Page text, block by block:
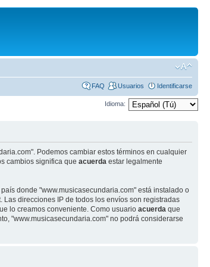
FAQ Usuarios Identificarse
Idioma:
Podemos cambiar estos términos en cualquier
cambios significa que acuerda estar legalmente
donde "www.musicasecundaria.com" está instalado o
direcciones IP de todos los envíos son registradas
lo creamos conveniente. Como usuario acuerda que
"www.musicasecundaria.com" no podrá considerarse